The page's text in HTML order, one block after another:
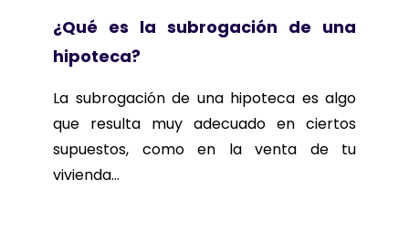
¿Qué es la subrogación de una
hipoteca?
La subrogación de una hipoteca es algo
que resulta muy adecuado en ciertos
supuestos, como en la venta de tu
vivienda...